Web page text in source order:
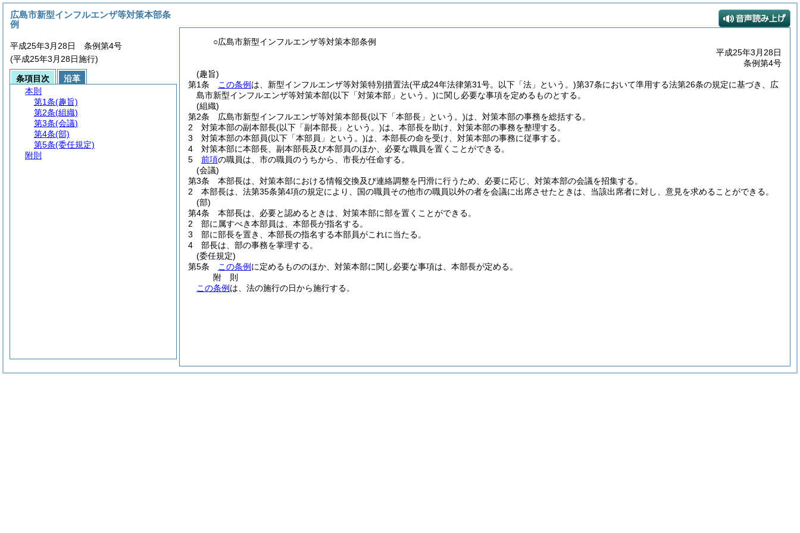
○広島市新型インフルエンザ等対策本部条例
平成25年3月28日
条例第4号
(趣旨)
第1条
この条例 は、新型インフルエンザ等対策特別措置法(平成24年法律第31号。以下「法」という。)第37条において準用する法第26条の規定に基づき、広
島市新型インフルエンザ等対策本部(以下「対策本部」という。)に関し必要な事項を定めるものとする。
(組織)
第2条
広島市新型インフルエンザ等対策本部長(以下「本部長」という。)は、対策本部の事務を総括する。
2
対策本部の副本部長(以下「副本部長」という。)は、本部長を助け、対策本部の事務を整理する。
3
対策本部の本部員(以下「本部員」という。)は、本部長の命を受け、対策本部の事務に従事する。
4
対策本部に本部長、副本部長及び本部員のほか、必要な職員を置くことができる。
5
前項の職員は、市の職員のうちから、市長が任命する。
(会議)
第3条
本部長は、対策本部における情報交換及び連絡調整を円滑に行うため、必要に応じ、対策本部の会議を招集する。
2
本部長は、法第35条第4項の規定により、国の職員その他市の職員以外の者を会議に出席させたときは、当該出席者に対し、意見を求めることができる。
(部)
第4条
本部長は、必要と認めるときは、対策本部に部を置くことができる。
2
部に属すべき本部員は、本部長が指名する。
3
部に部長を置き、本部長の指名する本部員がこれに当たる。
4
部長は、部の事務を掌理する。
(委任規定)
第5条
この条例 に定めるもののほか、対策本部に関し必要な事項は、本部長が定める。
附 則
この条例 は、法の施行の日から施行する。
広島市新型インフルエンザ等対策本部条
例
平成25年3月28日 条例第4号
(平成25年3月28日施行)
条項目次
沿革
本則
第1条(趣旨)
第2条(組織)
第3条(会議)
第4条(部)
第5条(委任規定)
附則